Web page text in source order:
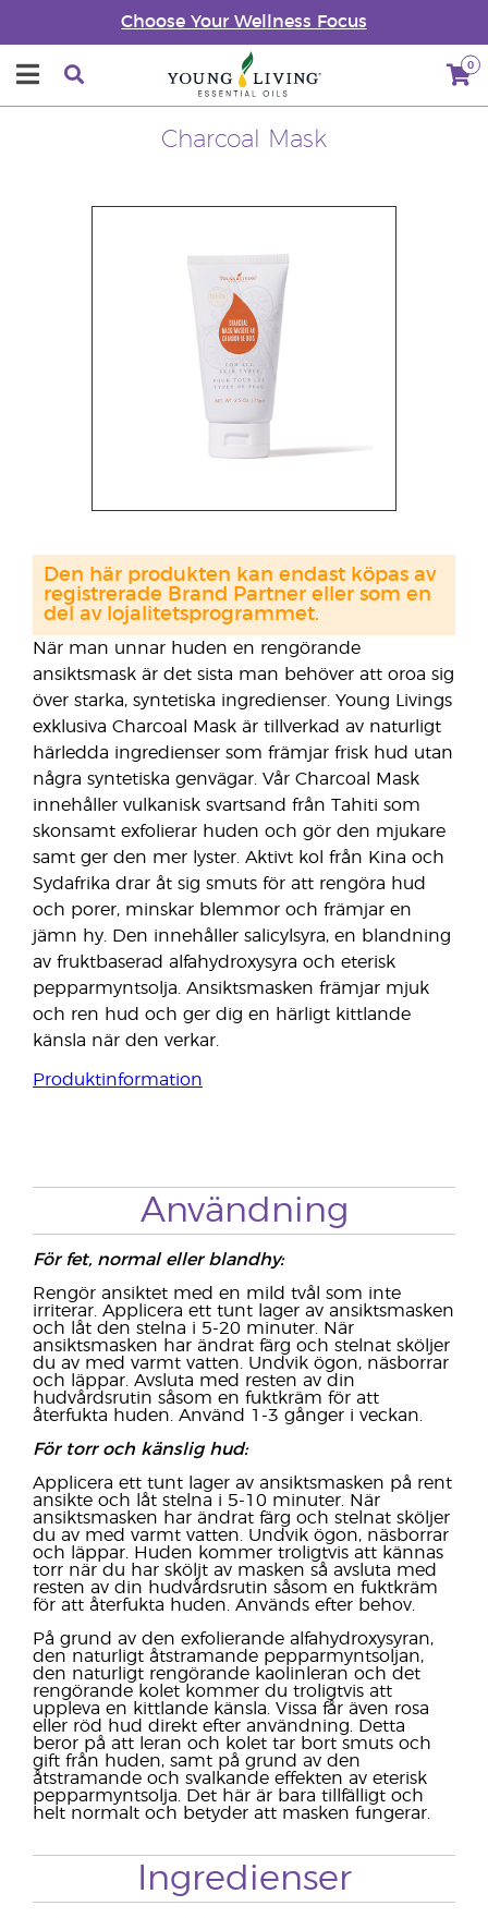
Choose Your Wellness Focus
0
Charcoal Mask
När man unnar huden en rengörande
ansiktsmask är det sista man behöver att oroa sig
över starka, syntetiska ingredienser. Young Livings
exklusiva Charcoal Mask är tillverkad av naturligt
härledda ingredienser som främjar frisk hud utan
några syntetiska genvägar. Vår Charcoal Mask
innehåller vulkanisk svartsand från Tahiti som
skonsamt exfolierar huden och gör den mjukare
samt ger den mer lyster. Aktivt kol från Kina och
Sydafrika drar åt sig smuts för att rengöra hud
och porer, minskar blemmor och främjar en
jämn hy. Den innehåller salicylsyra, en blandning
av fruktbaserad alfahydroxysyra och eterisk
pepparmyntsolja. Ansiktsmasken främjar mjuk
och ren hud och ger dig en härligt kittlande
känsla när den verkar.
Produktinformation
Den här produkten kan endast köpas av
registrerade Brand Partner eller som en
del av lojalitetsprogrammet.
Användning
För fet, normal eller blandhy:
Rengör ansiktet med en mild tvål som inte
irriterar. Applicera ett tunt lager av ansiktsmasken
och låt den stelna i 5-20 minuter. När
ansiktsmasken har ändrat färg och stelnat sköljer
du av med varmt vatten. Undvik ögon, näsborrar
och läppar. Avsluta med resten av din
hudvårdsrutin såsom en fuktkräm för att
återfukta huden. Använd 1-3 gånger i veckan.
För torr och känslig hud:
Applicera ett tunt lager av ansiktsmasken på rent
ansikte och låt stelna i 5-10 minuter. När
ansiktsmasken har ändrat färg och stelnat sköljer
du av med varmt vatten. Undvik ögon, näsborrar
och läppar. Huden kommer troligtvis att kännas
torr när du har sköljt av masken så avsluta med
resten av din hudvårdsrutin såsom en fuktkräm
för att återfukta huden. Används efter behov.
På grund av den exfolierande alfahydroxysyran,
den naturligt åtstramande pepparmyntsoljan,
den naturligt rengörande kaolinleran och det
rengörande kolet kommer du troligtvis att
uppleva en kittlande känsla. Vissa får även rosa
eller röd hud direkt efter användning. Detta
beror på att leran och kolet tar bort smuts och
gift från huden, samt på grund av den
åtstramande och svalkande effekten av eterisk
pepparmyntsolja. Det här är bara tillfälligt och
helt normalt och betyder att masken fungerar.
Ingredienser